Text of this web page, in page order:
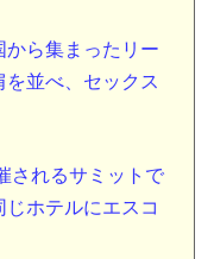
から集まったリー
並べ、セックス
されるサミットで
ホテルにエスコ